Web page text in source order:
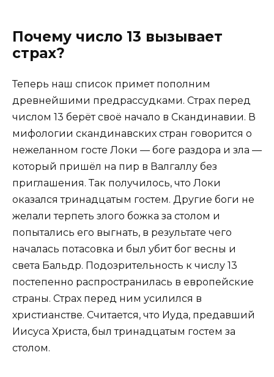
Почему число 13 вызывает
страх?
Теперь наш список примет пополним
древнейшими предрассудками. Страх перед
числом 13 берёт своё начало в Скандинавии. В
мифологии скандинавских стран говорится о
нежеланном госте Локи — боге раздора и зла —
который пришёл на пир в Валгаллу без
приглашения. Так получилось, что Локи
оказался тринадцатым гостем. Другие боги не
желали терпеть злого божка за столом и
попытались его выгнать, в результате чего
началась потасовка и был убит бог весны и
света Бальдр. Подозрительность к числу 13
постепенно распространилась в европейские
страны. Страх перед ним усилился в
христианстве. Считается, что Иуда, предавший
Иисуса Христа, был тринадцатым гостем за
столом.